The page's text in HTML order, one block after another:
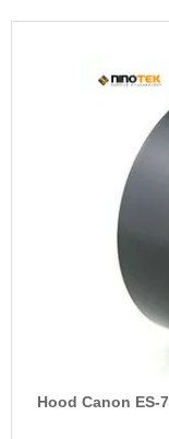
Hood Canon ES-